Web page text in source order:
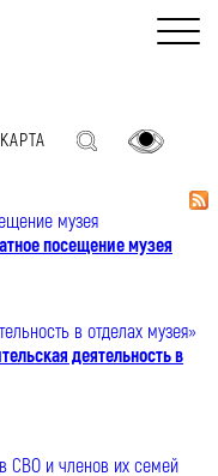
посещение музея
деятельность в